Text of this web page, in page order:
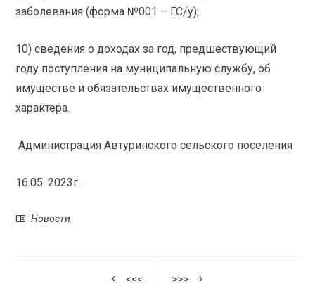
заболевания (форма №001 – ГС/у);
10) сведения о доходах за год, предшествующий
году поступления на муниципальную службу, об
имуществе и обязательствах имущественного
характера.
Администрация Автуринского сельского поселения
16.05. 2023г.
Новости
<<<
>>>